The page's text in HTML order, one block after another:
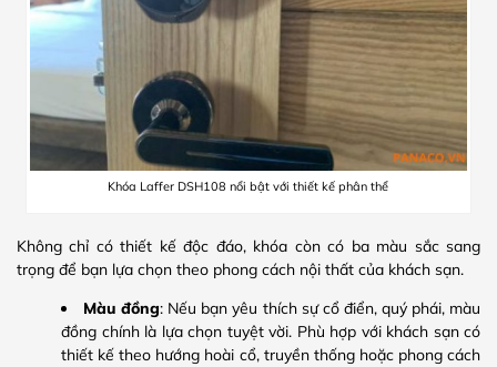
Khóa Laffer DSH108 nổi bật với thiết kế phân thể
Không chỉ có thiết kế độc đáo, khóa còn có ba màu sắc sang
trọng để bạn lựa chọn theo phong cách nội thất của khách sạn.
Màu đồng: Nếu bạn yêu thích sự cổ điển, quý phái, màu
đồng chính là lựa chọn tuyệt vời. Phù hợp với khách sạn có
thiết kế theo hướng hoài cổ, truyền thống hoặc phong cách